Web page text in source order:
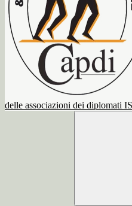
delle associazioni dei diplomati